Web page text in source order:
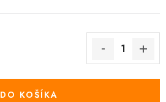
DO KOŠÍKA